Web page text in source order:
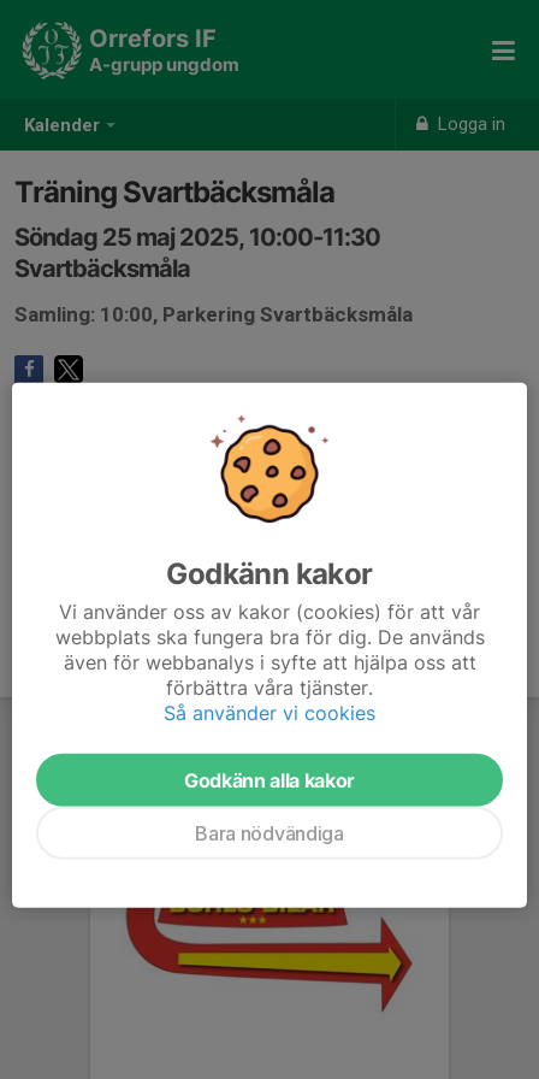
Kalender Logga in
Orrefors IF
A-grupp ungdom
Träning Svartbäcksmåla
Söndag 25 maj 2025, 10:00-11:30
Svartbäcksmåla
Samling: 10:00, Parkering Svartbäcksmåla
Godkänn kakor
Vi använder oss av kakor (cookies) för att vår
webbplats ska fungera bra för dig. De används
även för webbanalys i syfte att hjälpa oss att
förbättra våra tjänster.
Så använder vi cookies
Godkänn alla kakor
Bara nödvändiga